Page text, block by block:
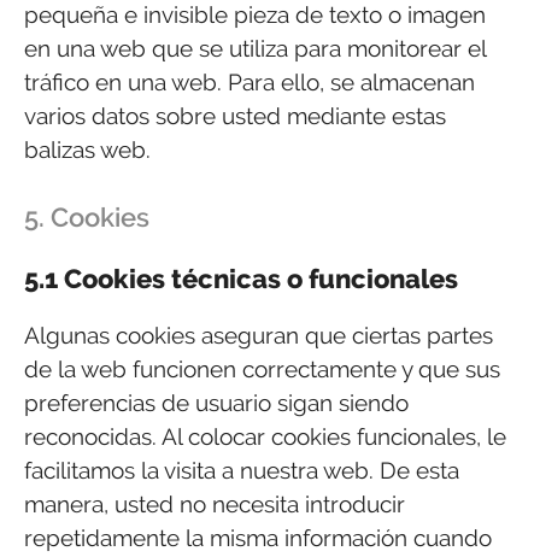
pequeña e invisible pieza de texto o imagen
en una web que se utiliza para monitorear el
tráfico en una web. Para ello, se almacenan
varios datos sobre usted mediante estas
balizas web.
5. Cookies
5.1 Cookies técnicas o funcionales
Algunas cookies aseguran que ciertas partes
de la web funcionen correctamente y que sus
preferencias de usuario sigan siendo
reconocidas. Al colocar cookies funcionales, le
facilitamos la visita a nuestra web. De esta
manera, usted no necesita introducir
repetidamente la misma información cuando